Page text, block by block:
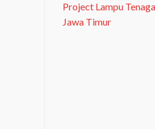
Project Lampu
Jawa Timur